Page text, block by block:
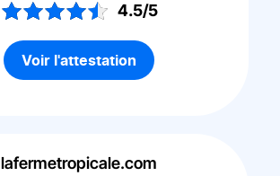
4.5/5
Voir l'attestation
lafermetropicale.com